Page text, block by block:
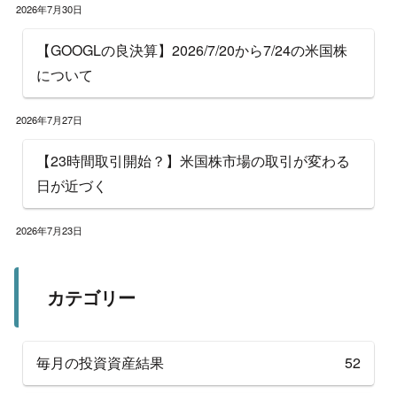
2026年7月30日
【GOOGLの良決算】2026/7/20から7/24の米国株
について
2026年7月27日
【23時間取引開始？】米国株市場の取引が変わる
日が近づく
2026年7月23日
カテゴリー
毎月の投資資産結果 52